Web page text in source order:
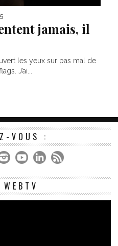
jamais, il
les yeux sur pas mal de
J’ai...
VOUS :
WEBTV